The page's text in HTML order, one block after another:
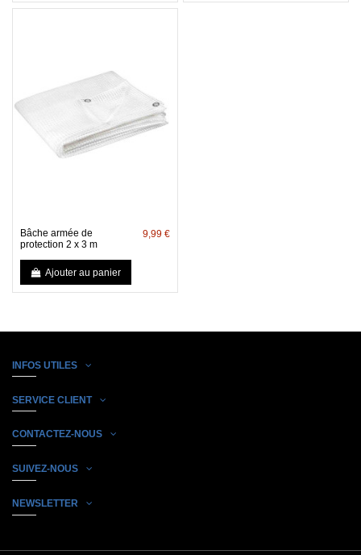
Bâche armée de
protection 2 x 3 m
9,99 €
Ajouter au panier
INFOS UTILES
SERVICE CLIENT
CONTACTEZ-NOUS
SUIVEZ-NOUS
NEWSLETTER